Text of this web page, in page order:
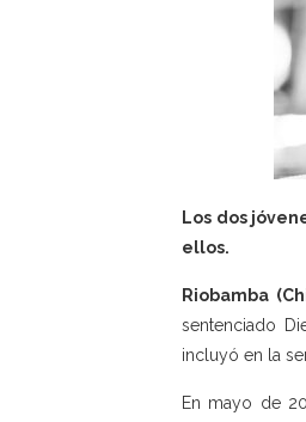
Los dos
ellos.
Riobamba
sentenciado
incluyó en la
En mayo de